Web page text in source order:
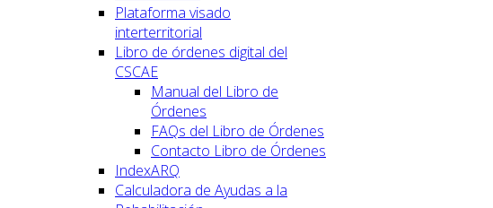
Plataforma visado
interterritorial
Libro de órdenes digital del
CSCAE
Manual del Libro de
Órdenes
FAQs del Libro de Órdenes
Contacto Libro de Órdenes
IndexARQ
Calculadora de Ayudas a la